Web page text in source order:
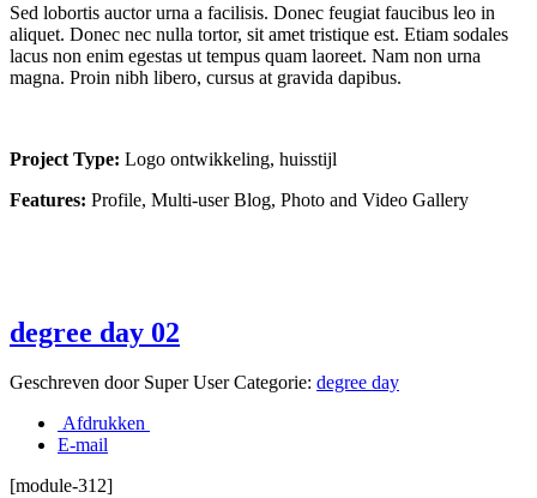
Sed lobortis auctor urna a facilisis. Donec feugiat faucibus leo in
aliquet. Donec nec nulla tortor, sit amet tristique est. Etiam sodales
lacus non enim egestas ut tempus quam laoreet. Nam non urna
magna. Proin nibh libero, cursus at gravida dapibus.
Project Type: Logo ontwikkeling, huisstijl
Features: Profile, Multi-user Blog, Photo and Video Gallery
degree day 02
Geschreven door Super User Categorie: degree day
Afdrukken
E-mail
[module-312]